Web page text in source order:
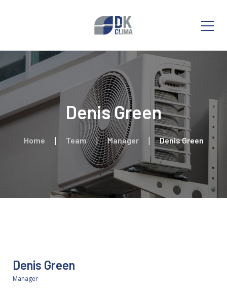
Denis Green
Home Team Manager Denis Green
Denis Green
Manager